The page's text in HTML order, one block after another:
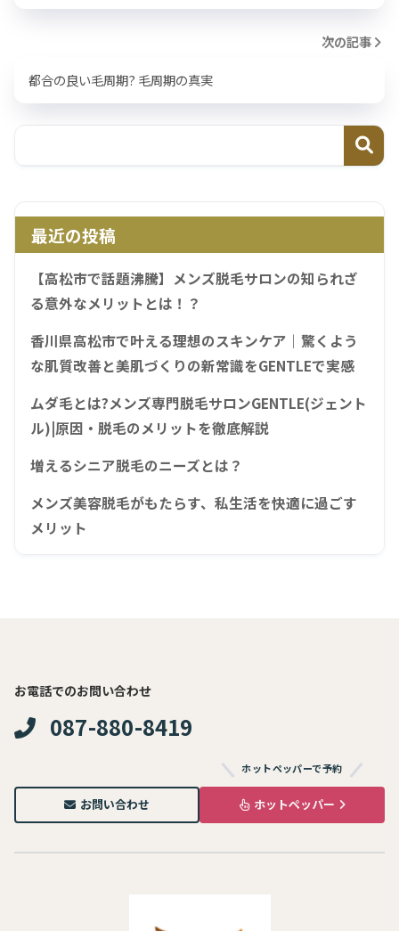
次の記事
都合の良い毛周期? 毛周期の真実
最近の投稿
【高松市で話題沸騰】メンズ脱毛サロンの知られざ
る意外なメリットとは！？
香川県高松市で叶える理想のスキンケア｜驚くよう
な肌質改善と美肌づくりの新常識をGENTLEで実感
ムダ毛とは?メンズ専門脱毛サロンGENTLE(ジェント
ル)|原因・脱毛のメリットを徹底解説
増えるシニア脱毛のニーズとは？
メンズ美容脱毛がもたらす、私生活を快適に過ごす
メリット
お電話でのお問い合わせ
087-880-8419
お問い合わせ
ホットペッパーで予約
ホットペッパー